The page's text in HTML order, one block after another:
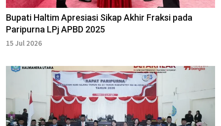
Bupati Haltim Apresiasi Sikap Akhir Fraksi pada
Paripurna LPj APBD 2025
15 Jul 2026